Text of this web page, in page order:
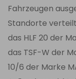
Fahrzeugen
Standorte verteilt
das HLF 20 der
das TSF-W der
10/6 der Marke